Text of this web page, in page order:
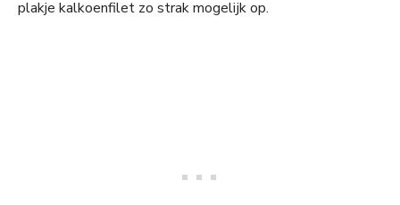
plakje kalkoenfilet zo strak mogelijk op.